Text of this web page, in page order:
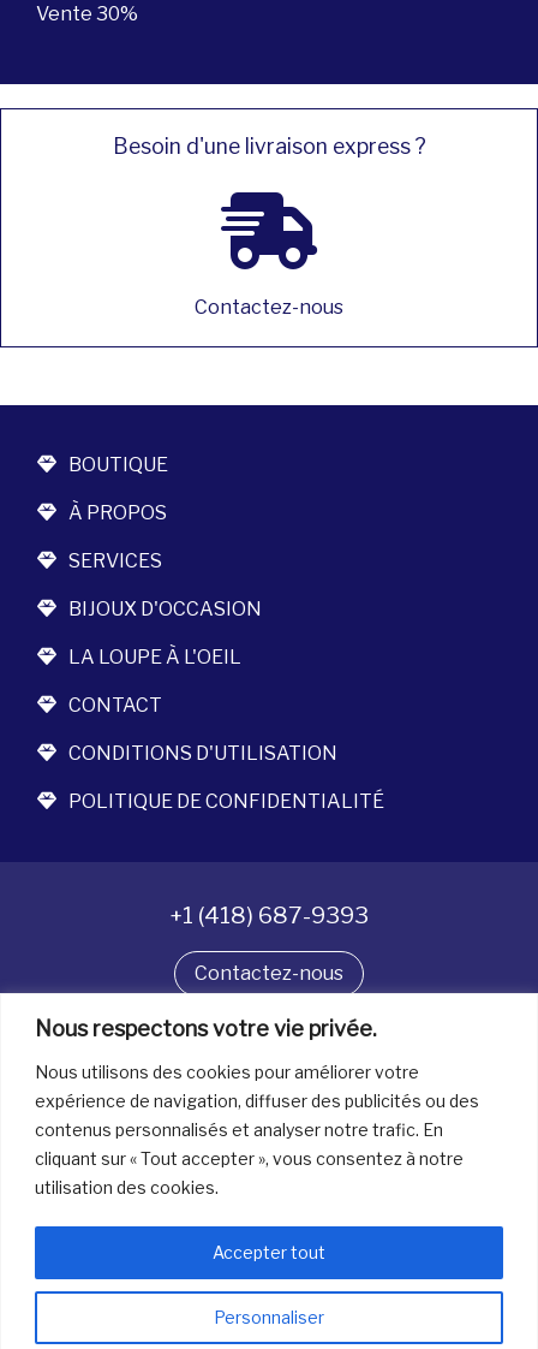
Nous respectons votre vie privée.
Nous utilisons des cookies pour améliorer votre
expérience de navigation, diffuser des publicités ou des
contenus personnalisés et analyser notre trafic. En
cliquant sur « Tout accepter », vous consentez à notre
utilisation des cookies.
Personnaliser
Accepter tout
Vente 30%
Besoin d'une livraison express ?
Contactez-nous
BOUTIQUE
À PROPOS
SERVICES
BIJOUX D'OCCASION
LA LOUPE À L'OEIL
CONTACT
CONDITIONS D'UTILISATION
POLITIQUE DE CONFIDENTIALITÉ
+1 (418) 687-9393
Contactez-nous
Suivez-nous
Tous droits réservés. © La boîte à bijoux 2026